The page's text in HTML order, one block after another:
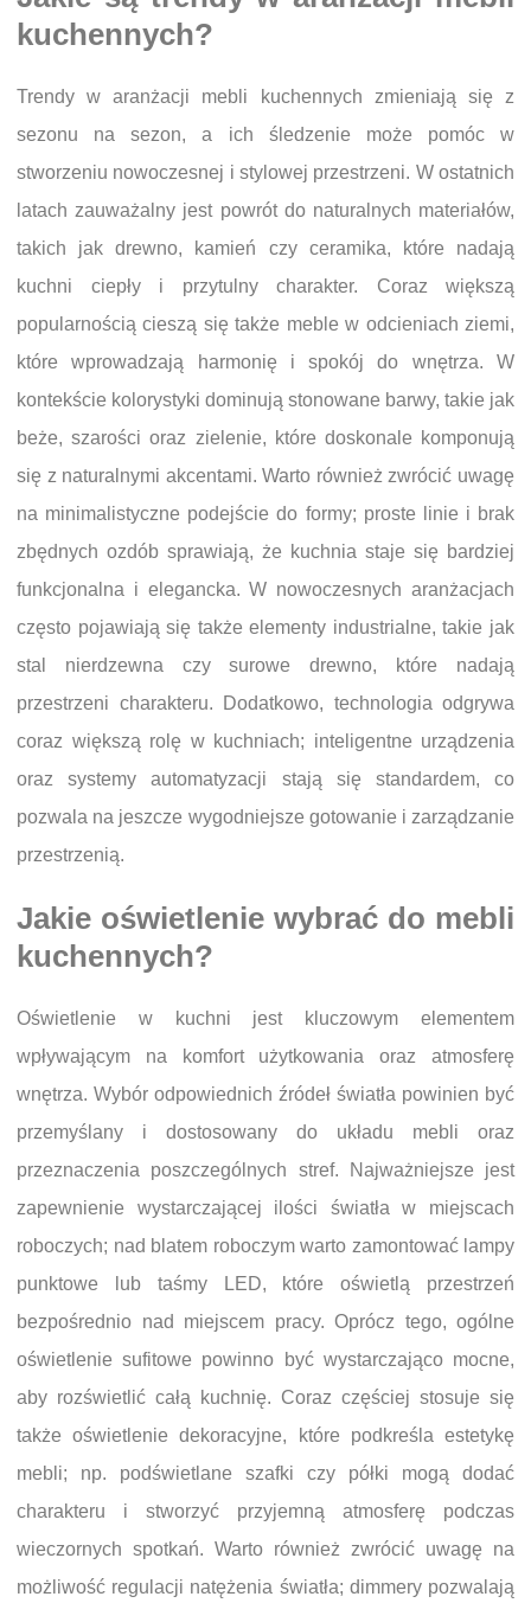
kuchennych?
Trendy w aranżacji mebli kuchennych zmieniają się z
sezonu na sezon, a ich śledzenie może pomóc w
stworzeniu nowoczesnej i stylowej przestrzeni. W ostatnich
latach zauważalny jest powrót do naturalnych materiałów,
takich jak drewno, kamień czy ceramika, które nadają
kuchni ciepły i przytulny charakter. Coraz większą
popularnością cieszą się także meble w odcieniach ziemi,
które wprowadzają harmonię i spokój do wnętrza. W
kontekście kolorystyki dominują stonowane barwy, takie jak
beże, szarości oraz zielenie, które doskonale komponują
się z naturalnymi akcentami. Warto również zwrócić uwagę
na minimalistyczne podejście do formy; proste linie i brak
zbędnych ozdób sprawiają, że kuchnia staje się bardziej
funkcjonalna i elegancka. W nowoczesnych aranżacjach
często pojawiają się także elementy industrialne, takie jak
stal nierdzewna czy surowe drewno, które nadają
przestrzeni charakteru. Dodatkowo, technologia odgrywa
coraz większą rolę w kuchniach; inteligentne urządzenia
oraz systemy automatyzacji stają się standardem, co
pozwala na jeszcze wygodniejsze gotowanie i zarządzanie
przestrzenią.
Jakie oświetlenie wybrać do mebli
kuchennych?
Oświetlenie w kuchni jest kluczowym elementem
wpływającym na komfort użytkowania oraz atmosferę
wnętrza. Wybór odpowiednich źródeł światła powinien być
przemyślany i dostosowany do układu mebli oraz
przeznaczenia poszczególnych stref. Najważniejsze jest
zapewnienie wystarczającej ilości światła w miejscach
roboczych; nad blatem roboczym warto zamontować lampy
punktowe lub taśmy LED, które oświetlą przestrzeń
bezpośrednio nad miejscem pracy. Oprócz tego, ogólne
oświetlenie sufitowe powinno być wystarczająco mocne,
aby rozświetlić całą kuchnię. Coraz częściej stosuje się
także oświetlenie dekoracyjne, które podkreśla estetykę
mebli; np. podświetlane szafki czy półki mogą dodać
charakteru i stworzyć przyjemną atmosferę podczas
wieczornych spotkań. Warto również zwrócić uwagę na
możliwość regulacji natężenia światła; dimmery pozwalają